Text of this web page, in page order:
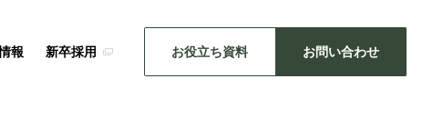
報 新卒採用 お役立ち資料 お問い合わせ